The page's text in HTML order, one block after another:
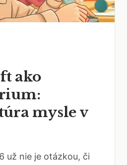
ako
mysle v
už nie je otázkou, či